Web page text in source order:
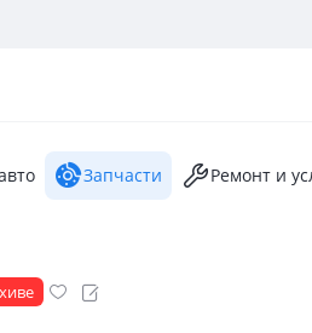
Запчасти Ремонт и